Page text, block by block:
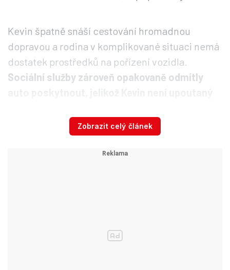
Kevin špatně snáší cestování hromadnou
dopravou a rodina v komplikované situaci nemá
dostatek prostředků na pořízení vozidla.
Sociální služby zároveň opakovaně odmítly
bezpečnou dopravu na léčbu a vyšetření,
vysvětlila Míša.
Zobrazit celý článek